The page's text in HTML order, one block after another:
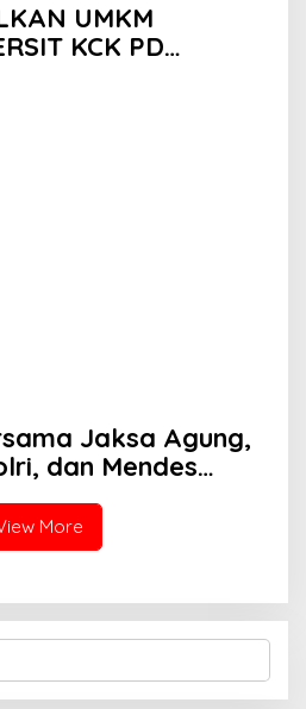
UMKM
KCK PD
Jaksa Agung,
dan Mendes
Desa
More